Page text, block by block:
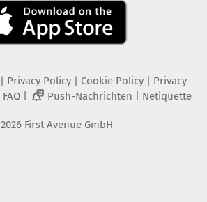
Privacy Policy| Cookie Policy| Privacy
FAQ| 2 Push-Nachrichten Netiquette
2026 First Avenue GmbH